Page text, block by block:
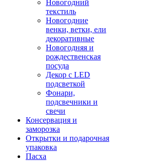
Новогодний
текстиль
Новогодние
венки, ветки, ели
декоративные
Новогодняя и
рождественская
посуда
Декор с LED
подсветкой
Фонари,
подсвечники и
свечи
Консервация и
заморозка
Открытки и подарочная
упаковка
Пасха